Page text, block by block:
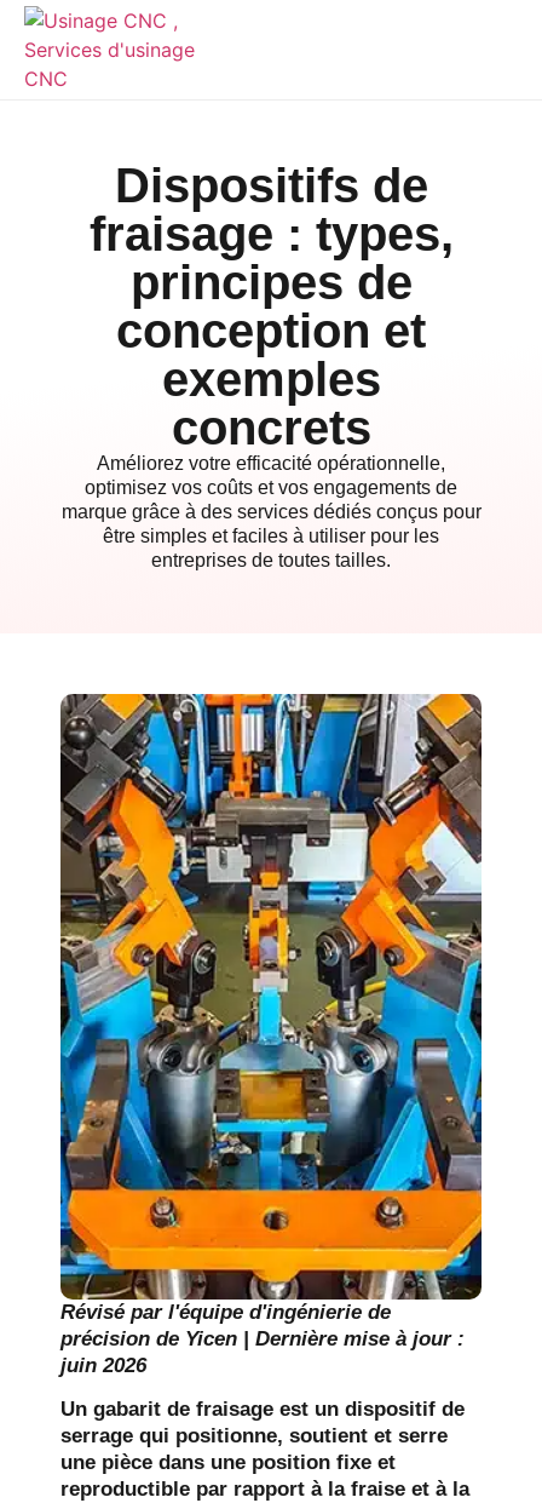
Dispositifs de
fraisage : types,
principes de
conception et
exemples
concrets
Améliorez votre efficacité opérationnelle,
optimisez vos coûts et vos engagements de
marque grâce à des services dédiés conçus pour
être simples et faciles à utiliser pour les
entreprises de toutes tailles.
Révisé par l'équipe d'ingénierie de
précision de Yicen | Dernière mise à jour :
juin 2026
Un gabarit de fraisage est un dispositif de
serrage qui positionne, soutient et serre
une pièce dans une position fixe et
reproductible par rapport à la fraise et à la